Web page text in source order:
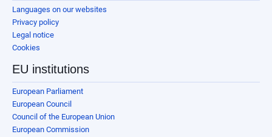
Languages on our websites
Privacy policy
Legal notice
Cookies
EU institutions
European Parliament
European Council
Council of the European Union
European Commission